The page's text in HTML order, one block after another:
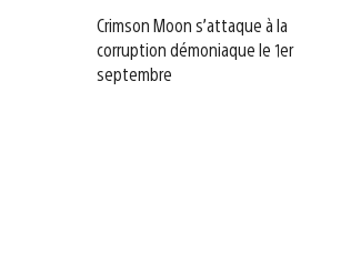
Crimson Moon s’attaque à la
corruption démoniaque le 1er
septembre